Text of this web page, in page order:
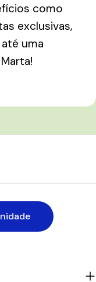
como
exclusivas,
uma